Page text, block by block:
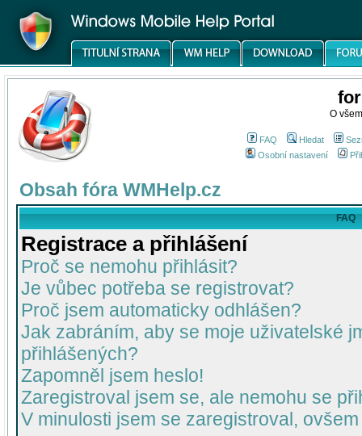
O
FAQ Hledat
Osobní nastavení
Obsah fóra WMHelp.cz
FAQ
Registrace a přihlášení
Proč se nemohu přihlásit?
Je vůbec potřeba se registrovat?
Proč jsem automaticky odhlášen?
Jak zabráním, aby se moje uživatelské
přihlášených?
Zapomněl jsem heslo!
Zaregistroval jsem se, ale nemohu se
V minulosti jsem se zaregistroval,